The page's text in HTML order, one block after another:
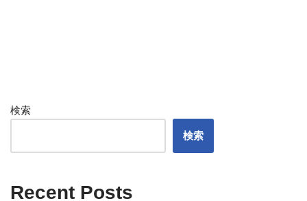
検索
検索
Recent Posts